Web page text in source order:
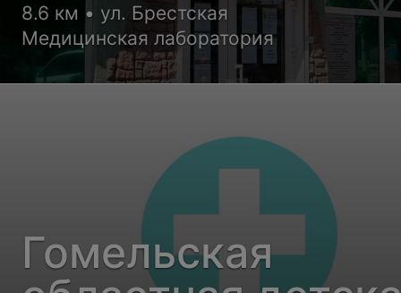
8.6 км • ул. Брестская
Медицинская лаборатория
Гомельская